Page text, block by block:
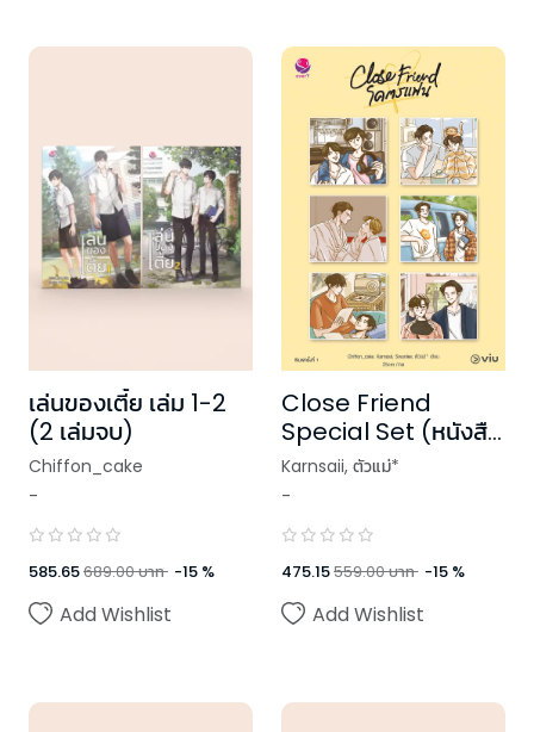
เล่นของเตี้ย เล่ม 1-2
(2 เล่มจบ)
Chiffon_cake
-
585.65689.00บาท -15 %
Add Wishlist
Close Friend
Special Set (หนังสือ
นิยาย + Behind the
scenes)
Karnsaii, ตัวแม่*
,
-
475.15559.00บาท -15 %
Add Wishlist